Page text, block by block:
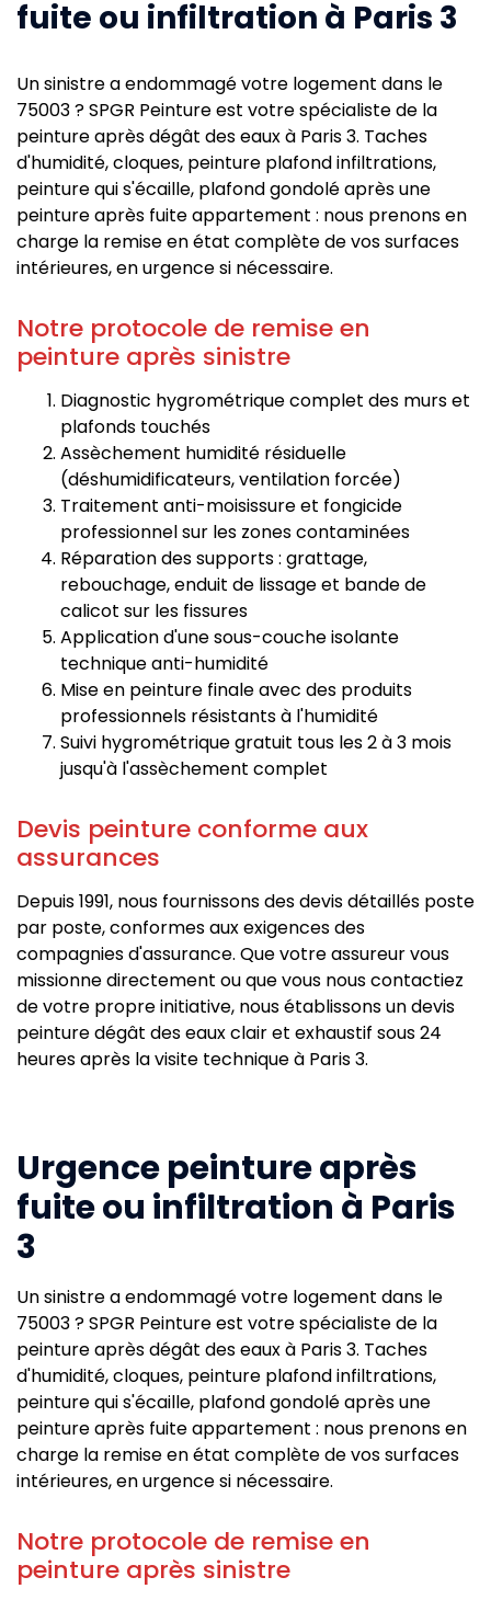
fuite ou infiltration à Paris 3
Un sinistre a endommagé votre logement dans le
75003 ? SPGR Peinture est votre spécialiste de la
peinture après dégât des eaux à Paris 3. Taches
d'humidité, cloques, peinture plafond infiltrations,
peinture qui s'écaille, plafond gondolé après une
peinture après fuite appartement : nous prenons en
charge la remise en état complète de vos surfaces
intérieures, en urgence si nécessaire.
Notre protocole de remise en
peinture après sinistre
Diagnostic hygrométrique complet des murs et
plafonds touchés
Assèchement humidité résiduelle
(déshumidificateurs, ventilation forcée)
Traitement anti-moisissure et fongicide
professionnel sur les zones contaminées
Réparation des supports : grattage,
rebouchage, enduit de lissage et bande de
calicot sur les fissures
Application d'une sous-couche isolante
technique anti-humidité
Mise en peinture finale avec des produits
professionnels résistants à l'humidité
Suivi hygrométrique gratuit tous les 2 à 3 mois
jusqu'à l'assèchement complet
Devis peinture conforme aux
assurances
Depuis 1991, nous fournissons des devis détaillés poste
par poste, conformes aux exigences des
compagnies d'assurance. Que votre assureur vous
missionne directement ou que vous nous contactiez
de votre propre initiative, nous établissons un devis
peinture dégât des eaux clair et exhaustif sous 24
heures après la visite technique à Paris 3.
Urgence peinture après
fuite ou infiltration à Paris
3
Un sinistre a endommagé votre logement dans le
75003 ? SPGR Peinture est votre spécialiste de la
peinture après dégât des eaux à Paris 3. Taches
d'humidité, cloques, peinture plafond infiltrations,
peinture qui s'écaille, plafond gondolé après une
peinture après fuite appartement : nous prenons en
charge la remise en état complète de vos surfaces
intérieures, en urgence si nécessaire.
Notre protocole de remise en
peinture après sinistre